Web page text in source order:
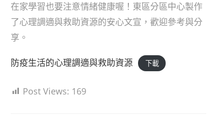
在家學習也要注意情緒健康喔！東區分區中心製作
了心理調適與救助資源的安心文宣，歡迎參考與分
享。
防疫生活的心理調適與救助資源 下載
Post Views: 169